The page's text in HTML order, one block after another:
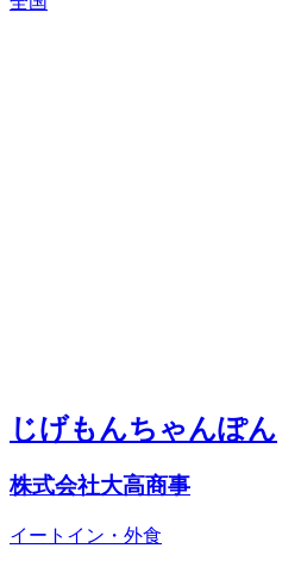
じげもんちゃんぽん
株式会社大高商事
イートイン・外食